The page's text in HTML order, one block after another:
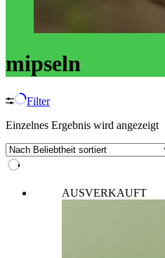
mipseln
Filter
Einzelnes Ergebnis wird angezeigt
AUSVERKAUFT